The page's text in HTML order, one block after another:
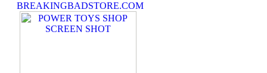
BREAKINGBADSTORE.COM